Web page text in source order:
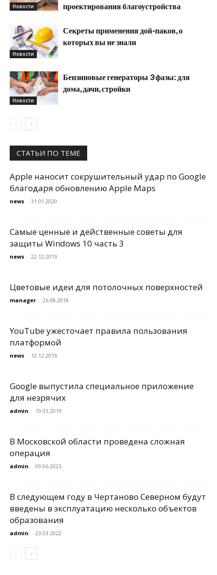
Новости
проектирования благоустройства
Новости
Секреты применения дой-паков, о
которых вы не знали
Новости
Бензиновые генераторы 3 фазы: для
дома, дачи, стройки
СТАТЬИ ПО ТЕМЕ
Apple наносит сокрушительный удар по Google
благодаря обновлению Apple Maps
news - 31.01.2020
Самые ценные и действенные советы для
защиты Windows 10 часть 3
news - 22.12.2019
Цветовые идеи для потолочных поверхностей
manager - 26.08.2018
YouTube ужесточает правила пользования
платформой
news - 12.12.2019
Google выпустила специальное приложение
для незрячих
admin - 19.03.2019
В Московской области проведена сложная
операция
admin - 09.06.2023
В следующем году в Чертаново Северном будут
введены в эксплуатацию несколько объектов
образования
admin - 23.03.2022